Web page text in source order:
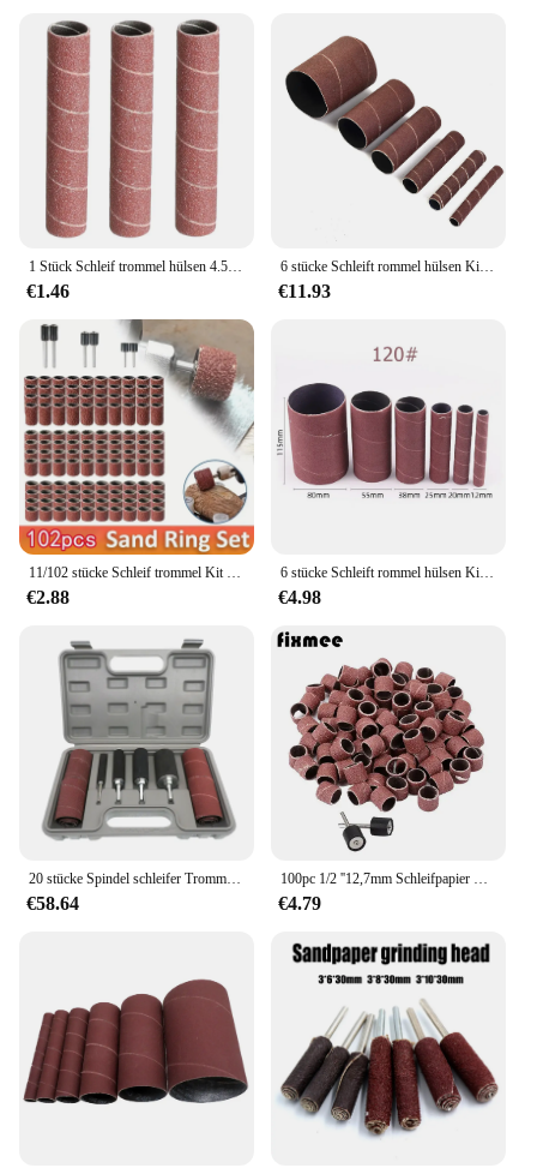
€1.46
6 stücke Schleift rommel hülsen Kit Schleifpapier Trommel poliers ch eiben 120 Körnung Schleif bänder Hüllen Schleifpapier für Dreh werkzeug
€11.93
€2.88
6 stücke Schleift rommel hülsen Kit Schleifpapier Trommel poliers ch eiben 120 Körnung Schleif bänder Hüllen Schleifpapier für Dreh werkzeug
€4.98
€58.64 €4.79